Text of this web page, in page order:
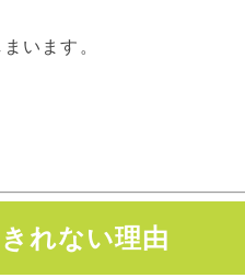
います。
れない理由